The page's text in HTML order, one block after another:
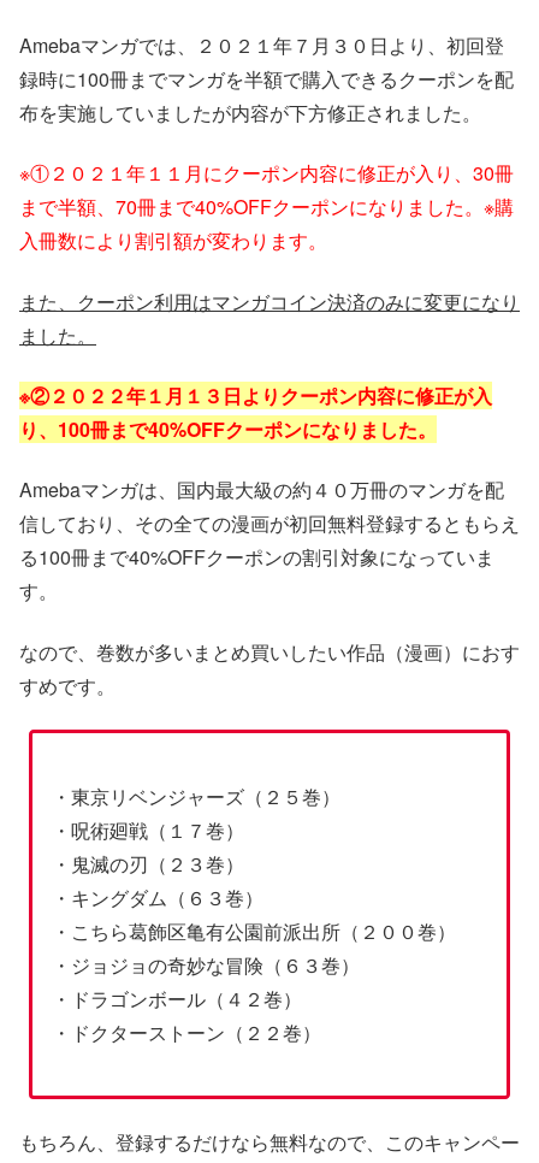
Amebaマンガでは、２０２１年７月３０日より、初回登
録時に100冊までマンガを半額で購入できるクーポンを配
布を実施していましたが内容が下方修正されました。
※①２０２１年１１月にクーポン内容に修正が入り、30冊
まで半額、70冊まで40%OFFクーポンになりました。※購
入冊数により割引額が変わります。
また、クーポン利用はマンガコイン決済のみに変更になり
ました。
※②２０２２年１月１３日よりクーポン内容に修正が入
り、100冊まで40%OFFクーポンになりました。
Amebaマンガは、国内最大級の約４０万冊のマンガを配
信しており、その全ての漫画が初回無料登録するともらえ
る100冊まで40%OFFクーポンの割引対象になっていま
す。
なので、巻数が多いまとめ買いしたい作品（漫画）におす
すめです。
・東京リベンジャーズ（２５巻）
・呪術廻戦（１７巻）
・鬼滅の刃（２３巻）
・キングダム（６３巻）
・こちら葛飾区亀有公園前派出所（２００巻）
・ジョジョの奇妙な冒険（６３巻）
・ドラゴンボール（４２巻）
・ドクターストーン（２２巻）
もちろん、登録するだけなら無料なので、このキャンペー